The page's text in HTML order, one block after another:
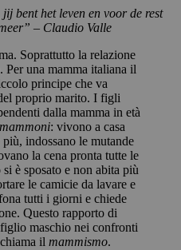
bent het leven en voor de rest
– Claudio Valle
Soprattutto la relazione
Per una mamma italiana il
principe che va
proprio marito. I figli
dalla mamma in età
mammoni: vivono a casa
indossano le mutande
la cena pronta tutte le
è sposato e non abita più
le camicie da lavare e
tutti i giorni e chiede
Questo rapporto di
maschio nei confronti
il mammismo.